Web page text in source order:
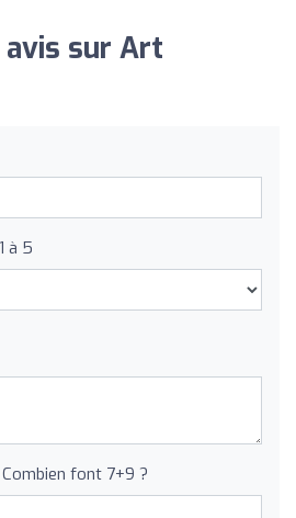
avis sur Art
à 5
font 7+9 ?